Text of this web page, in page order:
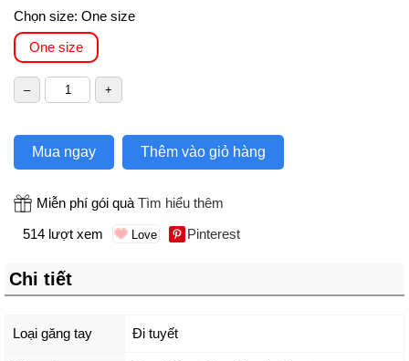
Chọn size: One size
One size
Mua ngay Thêm vào giỏ hàng
Miễn phí gói quà Tìm hiểu thêm
514 lượt xem
Pinterest
Chi tiết
Loại găng tay Đi tuyết